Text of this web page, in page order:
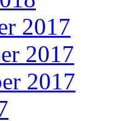
2017
2017
2017